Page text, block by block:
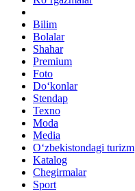
Bilim
Bolalar
Shahar
Premium
Foto
Do‘konlar
Stendap
Texno
Moda
Media
O‘zbekistondagi turizm
Katalog
Chegirmalar
Sport